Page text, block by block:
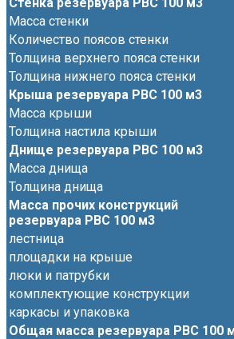
Масса стенки
Количество поясов стенки
Толщина верхнего пояса стенки
Толщина нижнего пояса стенки
Крыша резервуара РВС 100 м3
Масса крыши
Толщина настила крыши
Днище резервуара РВС 100 м3
Масса днища
Толщина днища
Масса прочих конструкций
резервуара РВС 100 м3
лестница
площадки на крыше
люки и патрубки
комплектующие конструкции
каркасы и упаковка
Общая масса резервуара РВС 100